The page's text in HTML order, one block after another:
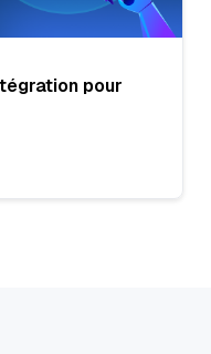
pour